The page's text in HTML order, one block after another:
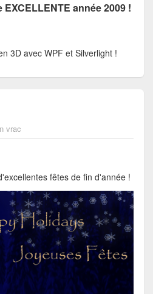
année 2009 !
3D avec WPF et Silverlight !
vrac
fêtes de fin d'année !